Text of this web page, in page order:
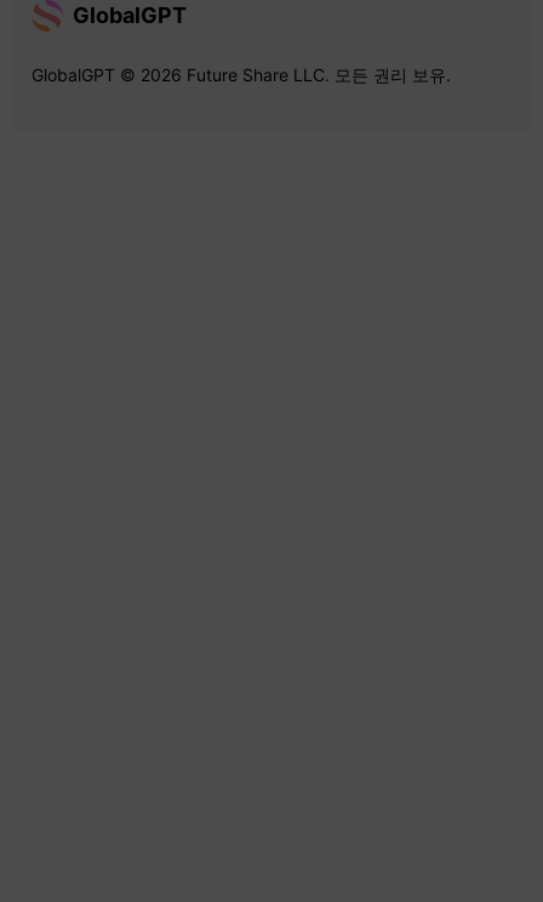
GlobalGPT
GlobalGPT © 2026 Future Share LLC. 모든 권리 보유.